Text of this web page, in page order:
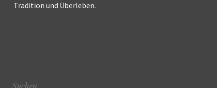
Tradition und Überleben.
Suchen